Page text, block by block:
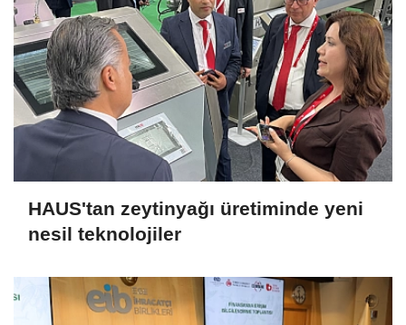
HAUS'tan zeytinyağı üretiminde yeni
nesil teknolojiler